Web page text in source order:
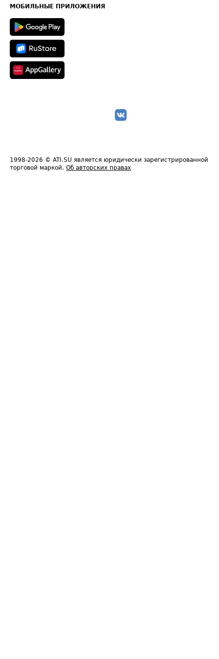
Техническая информация
МОБИЛЬНЫЕ ПРИЛОЖЕНИЯ
1998-2026 © ATI.SU является юридически зарегистрированной
торговой маркой. Об авторских правах